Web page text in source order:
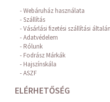
Webáruház használata
Szállítás
Vásárlási fizetési szállítási
Adatvédelem
Rólunk
Fodrász Márkák
Hajszínskála
ASZF
ELÉRHETŐSÉG